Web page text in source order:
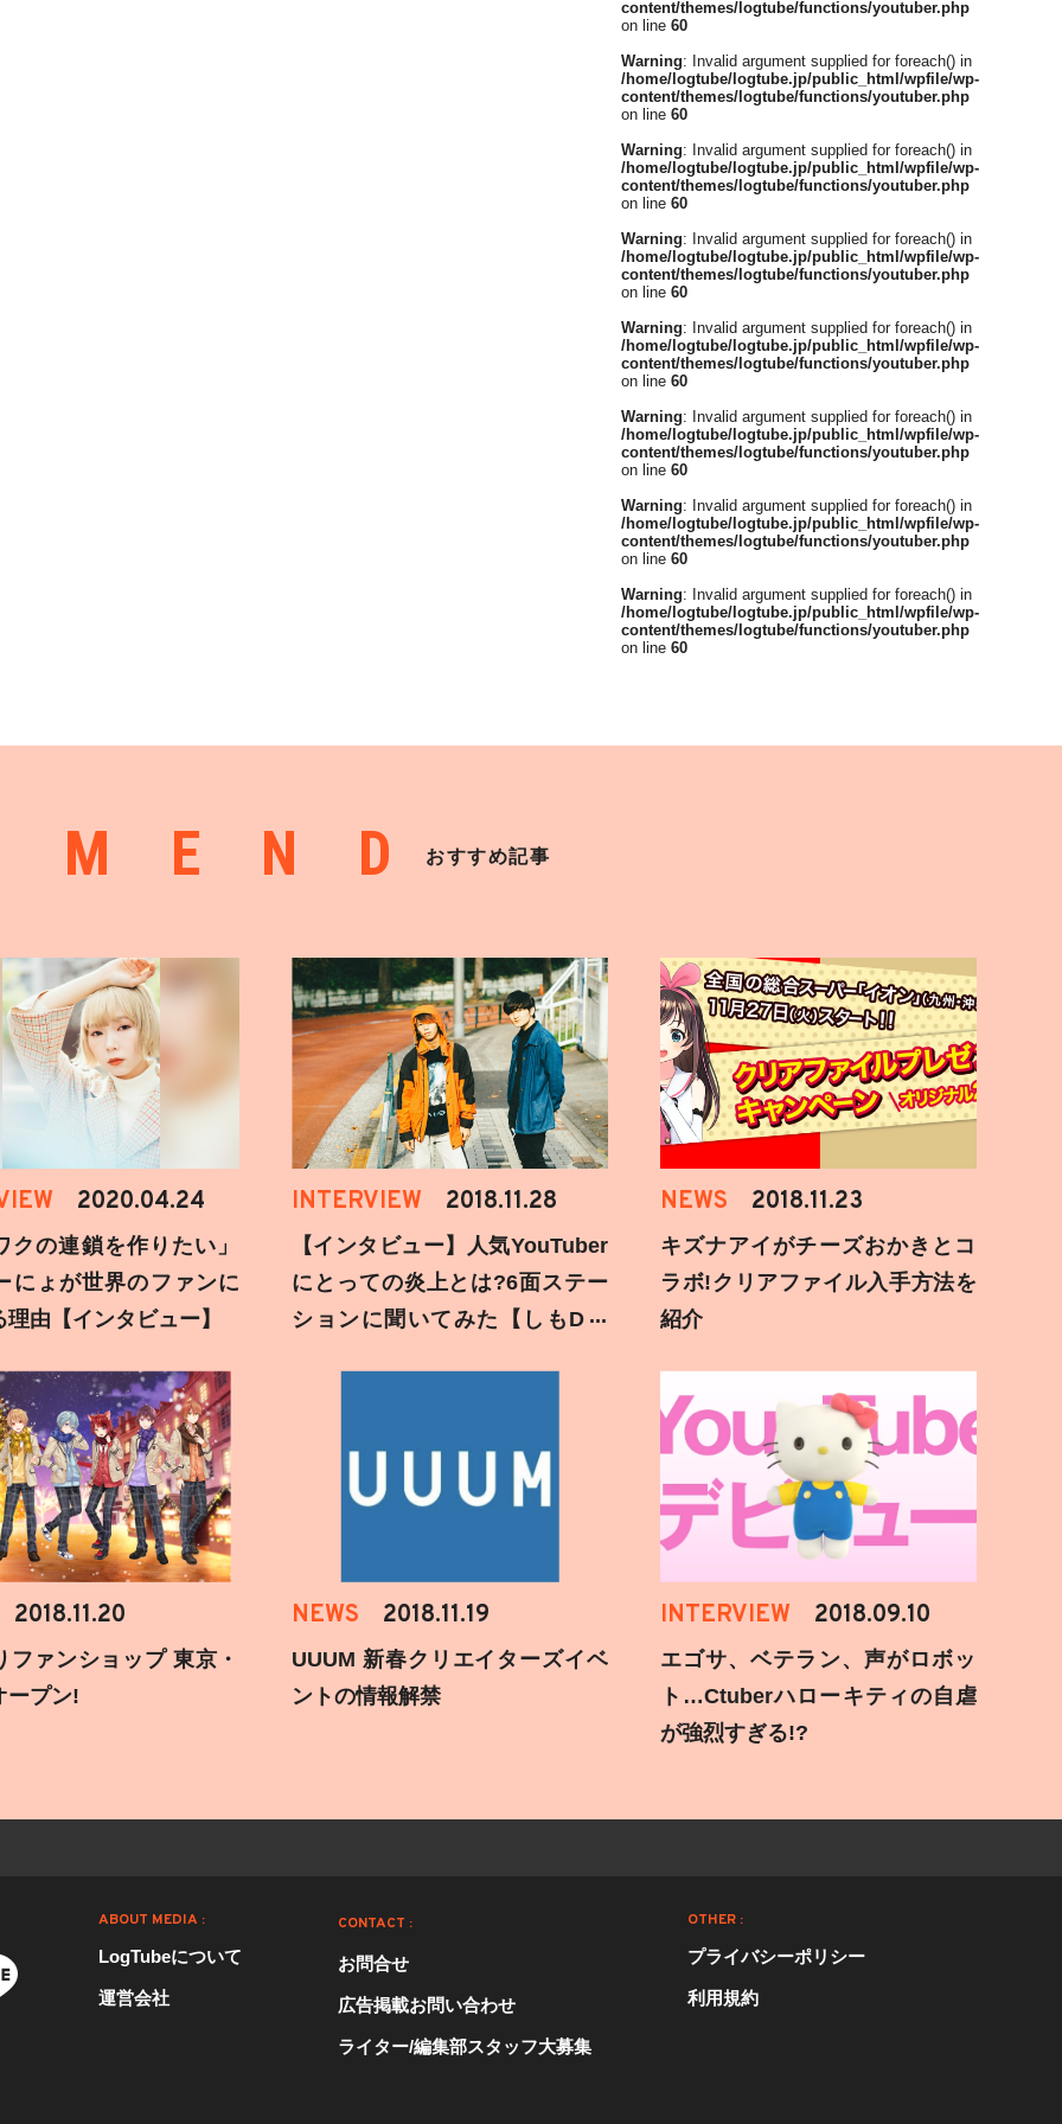
content/themes/logtube/functions/youtuber.php
on line 60
Warning: Invalid argument supplied for foreach() in
/home/logtube/logtube.jp/public_html/wpfile/wp-
content/themes/logtube/functions/youtuber.php
on line 60
Warning: Invalid argument supplied for foreach() in
/home/logtube/logtube.jp/public_html/wpfile/wp-
content/themes/logtube/functions/youtuber.php
on line 60
Warning: Invalid argument supplied for foreach() in
/home/logtube/logtube.jp/public_html/wpfile/wp-
content/themes/logtube/functions/youtuber.php
on line 60
Warning: Invalid argument supplied for foreach() in
/home/logtube/logtube.jp/public_html/wpfile/wp-
content/themes/logtube/functions/youtuber.php
on line 60
Warning: Invalid argument supplied for foreach() in
/home/logtube/logtube.jp/public_html/wpfile/wp-
content/themes/logtube/functions/youtuber.php
on line 60
Warning: Invalid argument supplied for foreach() in
/home/logtube/logtube.jp/public_html/wpfile/wp-
content/themes/logtube/functions/youtuber.php
on line 60
Warning: Invalid argument supplied for foreach() in
/home/logtube/logtube.jp/public_html/wpfile/wp-
content/themes/logtube/functions/youtuber.php
on line 60
おすすめ記事
2020.04.24
クの連鎖を作りたい」
にょが世界のファンに
由【インタビュー】
INTERVIEW 2018.11.28
【インタビュー】人気YouTuber
にとっての炎上とは?6面ステー
ションに聞いてみた【しもD遅
NEWS 2018.11.23
キズナアイがチーズおかきとコ
ラボ!クリアファイル入手方法を
紹介
2018.11.20
ファンショップ 東京・
ープン!
NEWS 2018.11.19
UUUM 新春クリエイターズイベ
ントの情報解禁
INTERVIEW 2018.09.10
エゴサ、ベテラン、声がロボッ
ト…Ctuberハローキティの自虐
が強烈すぎる!?
ABOUT MEDIA :
LogTubeについて
運営会社
CONTACT :
お問合せ
広告掲載お問い合わせ
ライター/編集部スタッフ大募集
OTHER :
プライバシーポリシー
利用規約